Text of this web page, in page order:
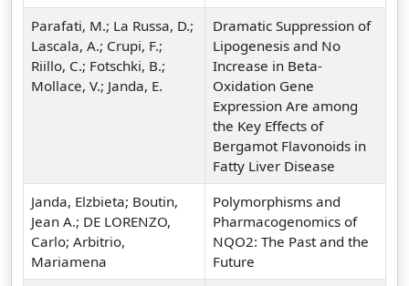
Parafati, M.; La Russa, D.;
Lascala, A.; Crupi, F.;
Riillo, C.; Fotschki, B.;
Mollace, V.; Janda, E.
Dramatic Suppression of
Lipogenesis and No
Increase in Beta-
Oxidation Gene
Expression Are among
the Key Effects of
Bergamot Flavonoids in
Fatty Liver Disease
Janda, Elzbieta; Boutin,
Jean A.; DE LORENZO,
Carlo; Arbitrio,
Mariamena
Polymorphisms and
Pharmacogenomics of
NQO2: The Past and the
Future